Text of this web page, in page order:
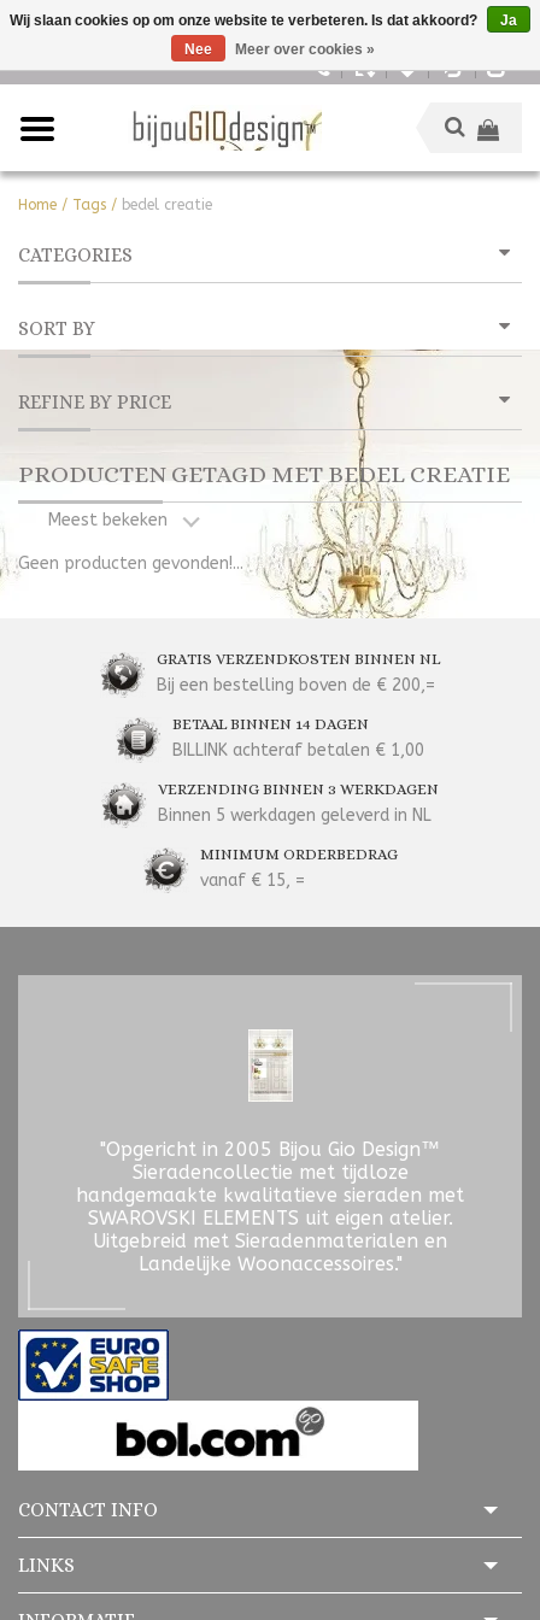
Home / Tags / bedel creatie
CATEGORIES
SORT BY
REFINE BY PRICE
PRODUCTEN GETAGD MET BEDEL CREATIE
Meest bekeken
Geen producten gevonden!...
GRATIS VERZENDKOSTEN BINNEN NL
Bij een bestelling boven de € 200,=
BETAAL BINNEN 14 DAGEN
BILLINK achteraf betalen € 1,00
VERZENDING BINNEN 3 WERKDAGEN
Binnen 5 werkdagen geleverd in NL
MINIMUM ORDERBEDRAG
vanaf € 15, =
"Opgericht in 2005 Bijou Gio Design™
Sieradencollectie met tijdloze
handgemaakte kwalitatieve sieraden met
SWAROVSKI ELEMENTS uit eigen atelier.
Uitgebreid met Sieradenmaterialen en
Landelijke Woonaccessoires."
CONTACT INFO
LINKS
Wij slaan cookies op om onze website te verbeteren. Is dat akkoord?
Ja
Nee
Meer over cookies »